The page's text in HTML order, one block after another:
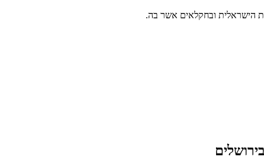
הישראלית ובחקלאים אשר בה.